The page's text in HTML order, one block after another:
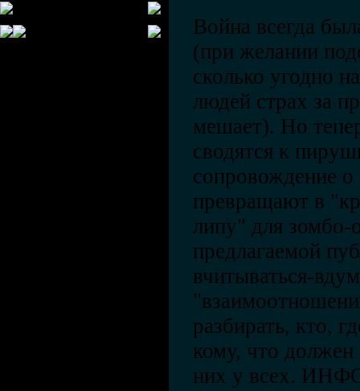
Война всегда
(при желании
сколько угодно
людей страх за
мешает). Но
сводятся к
сопровождение
превращают в
липу" для зомбо-
предлагаемой
вчитываться-
разбирать, кто,
кому, что
них у всех.